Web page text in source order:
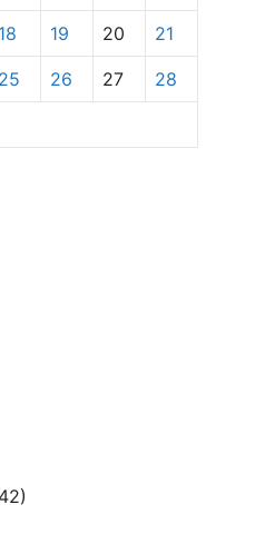
18 19 20 21
25 26 27 28